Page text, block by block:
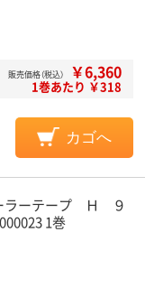
販売価格（税込） ￥6,360
1巻あたり ￥318
カゴへ
ラーテープ Ｈ ９
1巻